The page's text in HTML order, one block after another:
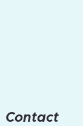
Contact